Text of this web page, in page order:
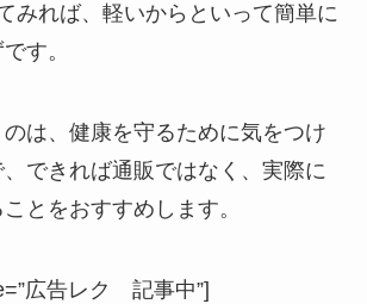
みれば、軽いからといって簡単に
す。
は、健康を守るために気をつけ
できれば通販ではなく、実際に
とをおすすめします。
広告レク 記事中”]